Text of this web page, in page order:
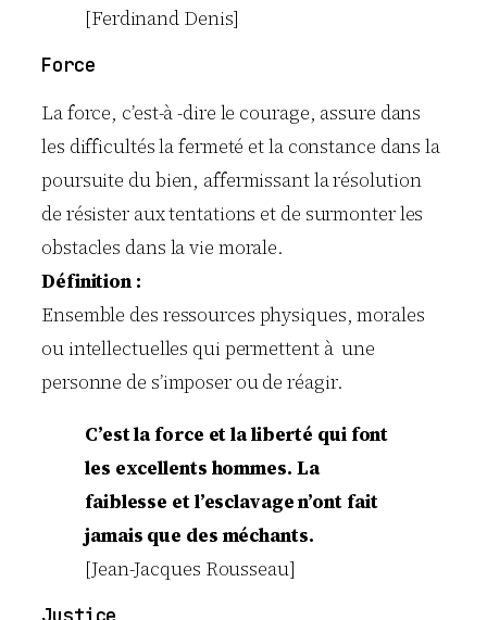
[Ferdinand Denis]
Force
La force, c’est-à -dire le courage, assure dans
les difficultés la fermeté et la constance dans la
poursuite du bien, affermissant la résolution
de résister aux tentations et de surmonter les
obstacles dans la vie morale.
Définition :
Ensemble des ressources physiques, morales
ou intellectuelles qui permettent à une
personne de s’imposer ou de réagir.
C’est la force et la liberté qui font
les excellents hommes. La
faiblesse et l’esclavage n’ont fait
jamais que des méchants.
[Jean-Jacques Rousseau]